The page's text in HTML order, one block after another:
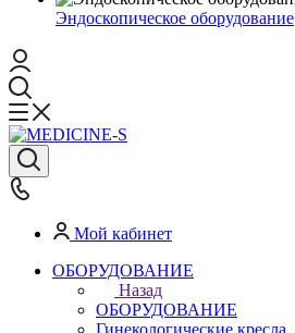
Эндоскопическое оборудование
Мой кабинет
ОБОРУДОВАНИЕ
Назад
ОБОРУДОВАНИЕ
Гинекологические кресла